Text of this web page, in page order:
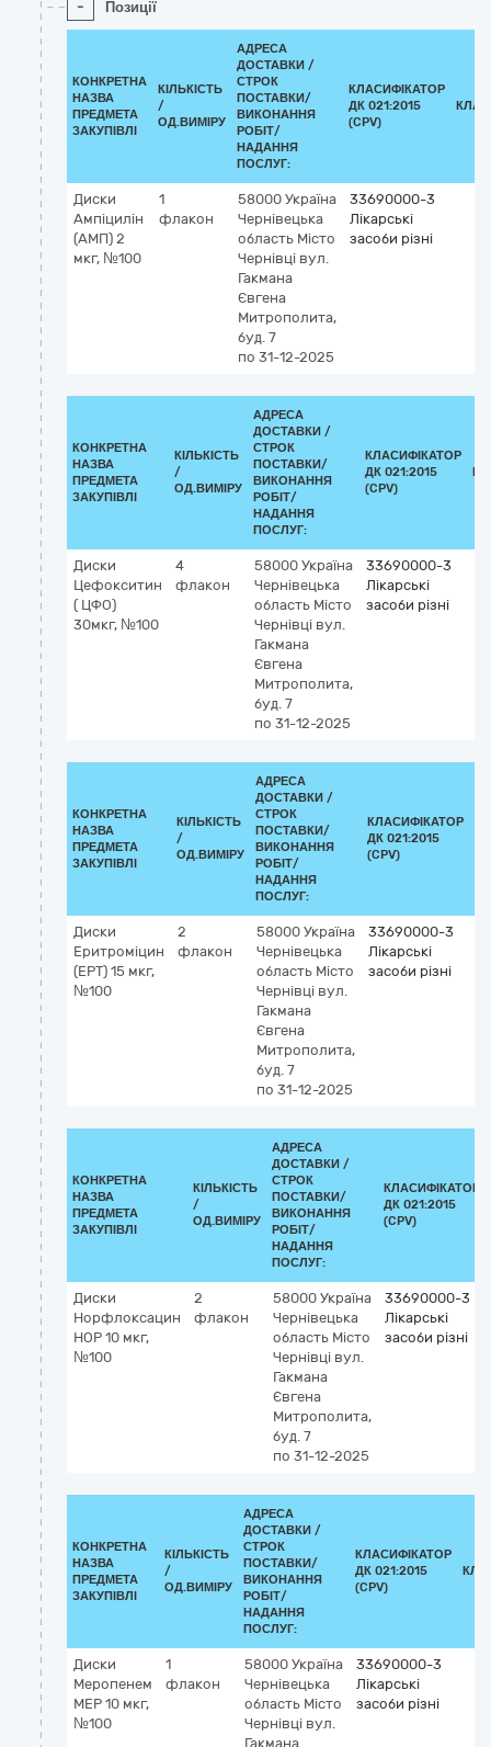
- Позиції
КОНКРЕТНА
НАЗВА
ПРЕДМЕТА
ЗАКУПІВЛІ
КІЛЬКІСТЬ
/
ОД.ВИМІРУ
АДРЕСА
ДОСТАВКИ /
СТРОК
ПОСТАВКИ/
ВИКОНАННЯ
РОБІТ/
НАДАННЯ
ПОСЛУГ:
КЛАСИФІКАТОР
ДК 021:2015
(CPV)
Диски
Ампіцилін
(АМП) 2
мкг, №100
1
флакон
58000 Україна
Чернівецька
область Місто
Чернівці вул.
Гакмана
Євгена
Митрополита,
буд. 7
по 31-12-2025
33690000-3
Лікарські
засоби різні
КОНКРЕТНА
НАЗВА
ПРЕДМЕТА
ЗАКУПІВЛІ
КІЛЬКІСТЬ
/
ОД.ВИМІРУ
АДРЕСА
ДОСТАВКИ /
СТРОК
ПОСТАВКИ/
ВИКОНАННЯ
РОБІТ/
НАДАННЯ
ПОСЛУГ:
КЛАСИФІКАТОР
ДК 021:2015
(CPV)
Диски
Цефокситин
( ЦФО)
30мкг, №100
4
флакон
58000 Україна
Чернівецька
область Місто
Чернівці вул.
Гакмана
Євгена
Митрополита,
буд. 7
по 31-12-2025
33690000-3
Лікарські
засоби різні
КОНКРЕТНА
НАЗВА
ПРЕДМЕТА
ЗАКУПІВЛІ
КІЛЬКІСТЬ
/
ОД.ВИМІРУ
АДРЕСА
ДОСТАВКИ /
СТРОК
ПОСТАВКИ/
ВИКОНАННЯ
РОБІТ/
НАДАННЯ
ПОСЛУГ:
КЛАСИФІКАТОР
ДК 021:2015
(CPV)
Диски
Еритроміцин
(ЕРТ) 15 мкг,
№100
2
флакон
58000 Україна
Чернівецька
область Місто
Чернівці вул.
Гакмана
Євгена
Митрополита,
буд. 7
по 31-12-2025
33690000-3
Лікарські
засоби різні
КОНКРЕТНА
НАЗВА
ПРЕДМЕТА
ЗАКУПІВЛІ
КІЛЬКІСТЬ
/
ОД.ВИМІРУ
АДРЕСА
ДОСТАВКИ /
СТРОК
ПОСТАВКИ/
ВИКОНАННЯ
РОБІТ/
НАДАННЯ
ПОСЛУГ:
КЛАСИФІКАТОР
ДК 021:2015
(CPV)
Диски
Норфлоксацин
НОР 10 мкг,
№100
2
флакон
58000 Україна
Чернівецька
область Місто
Чернівці вул.
Гакмана
Євгена
Митрополита,
буд. 7
по 31-12-2025
33690000-3
Лікарські
засоби різні
КОНКРЕТНА
НАЗВА
ПРЕДМЕТА
ЗАКУПІВЛІ
КІЛЬКІСТЬ
/
ОД.ВИМІРУ
АДРЕСА
ДОСТАВКИ /
СТРОК
ПОСТАВКИ/
ВИКОНАННЯ
РОБІТ/
НАДАННЯ
ПОСЛУГ:
КЛАСИФІКАТОР
ДК 021:2015
(CPV)
Диски
Меропенем
МЕР 10 мкг,
№100
1
флакон
58000 Україна
Чернівецька
область Місто
Чернівці вул.
Гакмана
33690000-3
Лікарські
засоби різні